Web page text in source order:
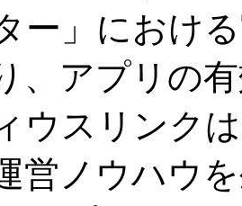
ー」におけ
、アプリの
ウスリンク
営ノウハウ